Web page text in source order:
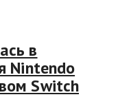
в
Nintendo
Switch